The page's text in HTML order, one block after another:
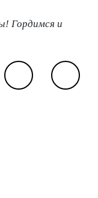
Гордимся и